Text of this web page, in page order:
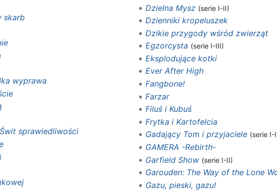
skarb
wyprawa
sprawiedliwości
Dzielna Mysz (serie I-II)
Dzienniki kropeluszek
Dzikie przygody wśród zwierząt‎‎
Egzorcysta (serie I-III)
Eksplodujące kotki
Ever After High
Fangbone!
Farzar
Filuś i Kubuś
Frytka i Kartofelcia
Gadający Tom i przyjaciele (serie I-
GAMERA -Rebirth-
Garfield Show (serie I-II)
Garouden: The Way of the Lone
Gazu, pieski, gazu!